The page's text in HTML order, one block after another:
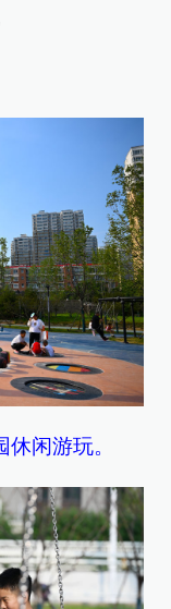
闲游玩。